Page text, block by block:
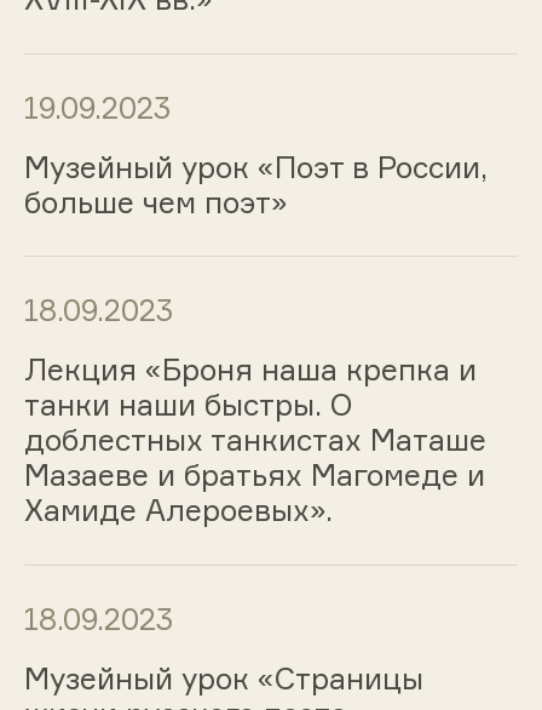
19.09.2023
Музейный урок «Поэт в России,
больше чем поэт»
18.09.2023
Лекция «Броня наша крепка и
танки наши быстры. О
доблестных танкистах Маташе
Мазаеве и братьях Магомеде и
Хамиде Алероевых».
18.09.2023
Музейный урок «Страницы